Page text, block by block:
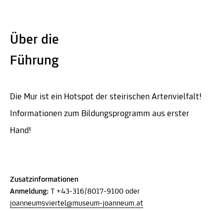
Über die
Führung
Die Mur ist ein Hotspot der steirischen Artenvielfalt!
Informationen zum Bildungsprogramm aus erster
Hand!
Zusatzinformationen
Anmeldung: T +43-316/8017-9100 oder
joanneumsviertel@museum-joanneum.at